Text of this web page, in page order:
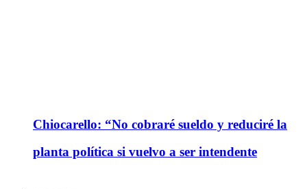
Chiocarello: “No cobraré sueldo y reduciré la
planta política si vuelvo a ser intendente